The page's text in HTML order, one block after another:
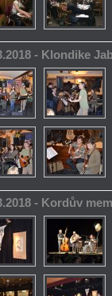
- Klondike
- Kordův